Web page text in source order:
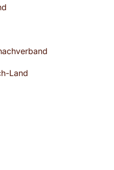
Land